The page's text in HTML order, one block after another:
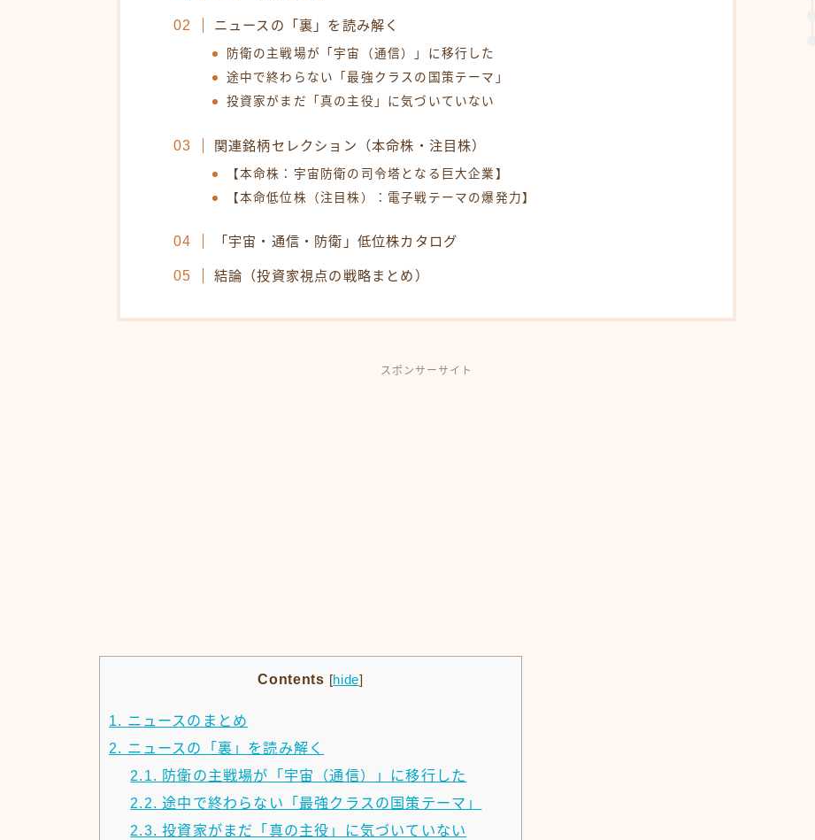
ニュースの「裏」を読み解く
防衛の主戦場が「宇宙（通信）」に移行した
途中で終わらない「最強クラスの国策テーマ」
投資家がまだ「真の主役」に気づいていない
関連銘柄セレクション（本命株・注目株）
【本命株：宇宙防衛の司令塔となる巨大企業】
【本命低位株（注目株）：電子戦テーマの爆発力】
「宇宙・通信・防衛」低位株カタログ
結論（投資家視点の戦略まとめ）
スポンサーサイト
Contents [hide]
1. ニュースのまとめ
2. ニュースの「裏」を読み解く
2.1. 防衛の主戦場が「宇宙（通信）」に移行した
2.2. 途中で終わらない「最強クラスの国策テーマ」
2.3. 投資家がまだ「真の主役」に気づいていない